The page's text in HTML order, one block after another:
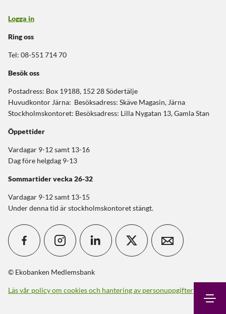
Logga in
Ring oss
Tel: 08-551 714 70
Besök oss
Postadress: Box 19188, 152 28 Södertälje
Huvudkontor Järna: Besöksadress: Skäve Magasin, Järna
Stockholmskontoret: Besöksadress: Lilla Nygatan 13, Gamla Stan
Öppettider
Vardagar 9-12 samt 13-16
Dag före helgdag 9-13
Sommartidervecka 26-32
Vardagar 9-12 samt 13-15
Under denna tid är stockholmskontoret stängt.
© Ekobanken Medlemsbank
Läs vår policy om cookies och hantering av personuppgifter